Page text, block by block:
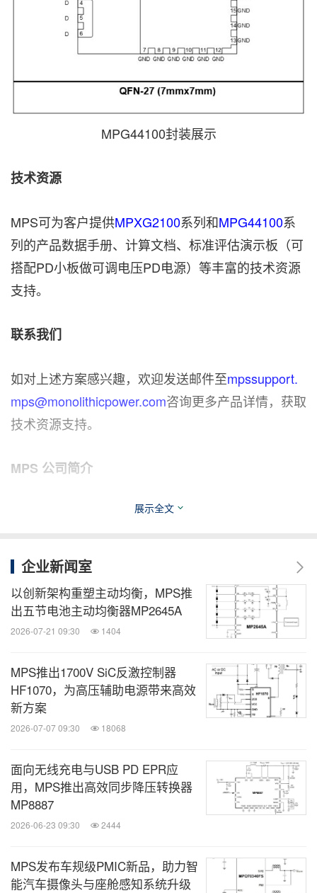
MPG44100封装展示
技术资源
MPS可为客户提供MPXG2100系列和MPG44100系
列的产品数据手册、计算文档、标准评估演示板（可
搭配PD小板做可调电压PD电源）等丰富的技术资源
支持。
联系我们
如对上述方案感兴趣，欢迎发送邮件至mpssupport.
mps@monolithicpower.com咨询更多产品详情，获取
技术资源支持。
MPS 公司简介
Monolithic Power Systems, Inc. (MPS) 是一家全球
决方案。MPS 的使命是减少能源和材料消耗，从各
方面改善生活质量。公司于 1997 年由 CEO Michael
Hsing 成立，拥有三大核心优势：深厚的系统级知
识、卓越而专业的半导体设计能力、专有的半导体工
使 MPS 能够为客户提供可靠、紧凑和单片集成的解
决方案，使其产品更节能、更经济，同时也为我们的
股东带来持续的投资回报。更多 MPS 信息，请访问
展示全文
企业新闻室
以创新架构重塑主动均衡，MPS推
出五节电池主动均衡器MP2645A
2026-07-21 09:30 1404
MPS推出1700V SiC反激控制器
HF1070，为高压辅助电源带来高效
新方案
2026-07-07 09:30 18068
面向无线充电与USB PD EPR应
用，MPS推出高效同步降压转换器
MP8887
2026-06-23 09:30 2444
MPS发布车规级PMIC新品，助力智
能汽车摄像头与座舱感知系统升级